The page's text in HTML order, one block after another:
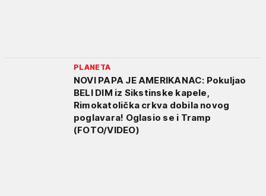
PLANETA
NOVI PAPA JE AMERIKANAC: Pokuljao
BELI DIM iz Sikstinske kapele,
Rimokatolička crkva dobila novog
poglavara! Oglasio se i Tramp
(FOTO/VIDEO)